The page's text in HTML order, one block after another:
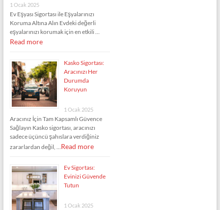
1 Ocak 2025
Ev Eşyası Sigortası ile Eşyalarınızı
Koruma Altına Alın Evdeki değerli
eşyalarınızı korumak için en etkili …
Read more
Kasko Sigortası:
Aracınızı Her
Durumda
Koruyun
1 Ocak 2025
Aracınız İçin Tam Kapsamlı Güvence
Sağlayın Kasko sigortası, aracınızı
sadece üçüncü şahıslara verdiğiniz
zararlardan değil, … Read more
Ev Sigortası:
Evinizi Güvende
Tutun
1 Ocak 2025